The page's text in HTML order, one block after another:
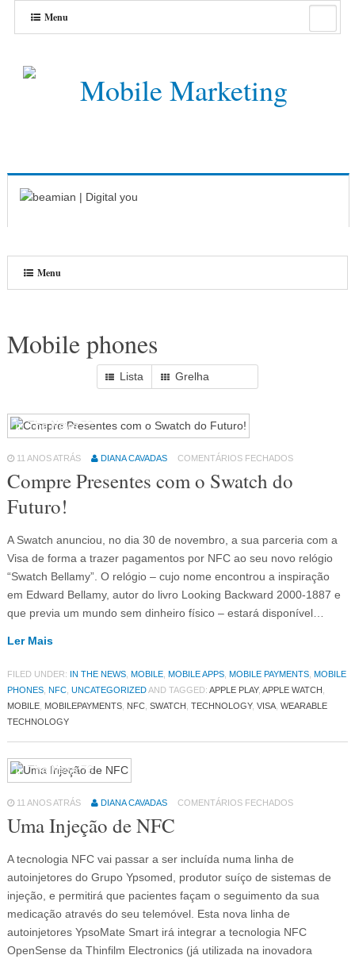
Menu
Menu
Mobile phones
Lista Grelha
In The News79
11 ANOS ATRÁS DIANA CAVADAS COMENTÁRIOS FECHADOS
Compre Presentes com o Swatch do
Futuro!
A Swatch anunciou, no dia 30 de novembro, a sua parceria com a
Visa de forma a trazer pagamentos por NFC ao seu novo relógio
“Swatch Bellamy”. O relógio – cujo nome encontrou a inspiração
em Edward Bellamy, autor do livro Looking Backward 2000-1887 e
que previa um mundo sem dinheiro físico – estará disponível…
Ler Mais
FILED UNDER: IN THE NEWS, MOBILE, MOBILE APPS, MOBILE PAYMENTS, MOBILE
PHONES, NFC, UNCATEGORIZEDAND TAGGED: APPLE PLAY, APPLE WATCH
MOBILE, MOBILEPAYMENTS, NFC, SWATCH TECHNOLOGY, VISA, WEARABLE
TECHNOLOGY
In The News79
11 ANOS ATRÁS DIANA CAVADAS COMENTÁRIOS FECHADOS
Uma Injeção de NFC
A tecnologia NFC vai passar a ser incluída numa linha de
autoinjetores do Grupo Ypsomed, produtor suíço de sistemas de
injeção, e permitirá que pacientes façam o seguimento da sua
medicação através do seu telemóvel. Esta nova linha de
autoinjetores YpsoMate Smart irá integrar a tecnologia NFC
OpenSense da Thinfilm Electronics (já utilizada na inovadora